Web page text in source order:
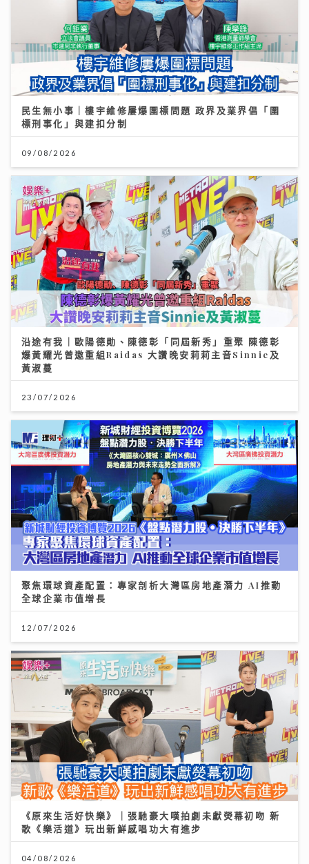
民生無小事｜樓宇維修屢爆圍標問題 政界及業界倡「圍
標刑事化」與建扣分制
09/08/2026
沿途有我｜歐陽德勛、陳德彰「同屆新秀」重聚 陳德彰
爆黃耀光曾邀重組Raidas 大讚晚安莉莉主音Sinnie及
黃淑蔓
23/07/2026
聚焦環球資產配置：專家剖析大灣區房地產潛力 AI推動
全球企業市值增長
12/07/2026
《原來生活好快樂》｜張馳豪大嘆拍劇未獻熒幕初吻 新
歌《樂活道》玩出新鮮感唱功大有進步
04/08/2026